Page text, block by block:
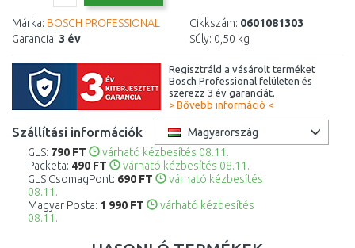
Márka: BOSCH PROFESSIONAL
Garancia: 3 év
Cikkszám: 0601081303
Súly: 0,50 kg
Regisztráld a vásárolt terméket
Bosch Professional felületen és
szerezz 3 év garanciát.
> Bővebb információ <
Szállítási információk
Magyarország
GLS: 790 FT
várható kézbesítés 08.11.
Packeta: 490 FT
várható kézbesítés 08.11.
GLS CsomagPont: 690 FT
várható kézbesítés
08.11.
Magyar Posta: 1 990 FT
várható kézbesítés
08.11.